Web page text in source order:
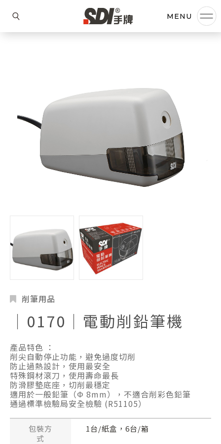
削筆用品
│0170│電動削鉛筆機
產品特色 ：
削尖自動停止功能，避免過度切削
防止過熱設計，使用最安全
特殊鋼材滾刀，使用壽命最長
防滑膠墊底座，切削最穩定
適用於一般鉛筆（Φ 8mm），不適合削彩色鉛筆
通過標準檢驗局安全檢驗 (R51105）
包裝方
式
1台/紙盒，6台/箱